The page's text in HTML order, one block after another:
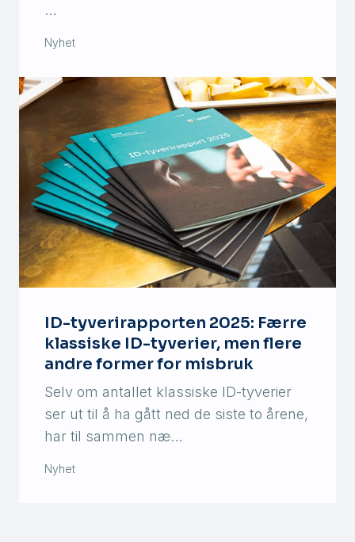
…
Nyhet
ID-tyverirapporten 2025: Færre
klassiske ID-tyverier, men flere
andre former for misbruk
Selv om antallet klassiske ID-tyverier
ser ut til å ha gått ned de siste to årene,
har til sammen næ…
Nyhet